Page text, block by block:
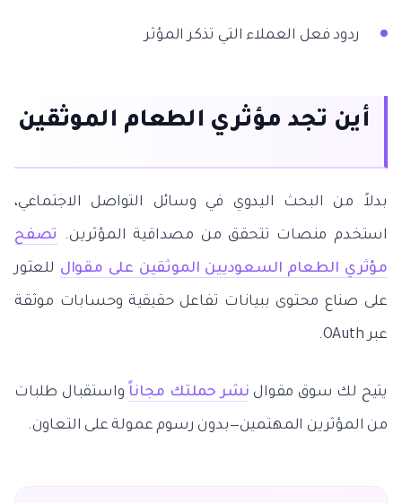
ردود فعل العملاء التي تذكر المؤثر
أين تجد مؤثري الطعام الموثقين
بدلاً من البحث اليدوي في وسائل التواصل الاجتماعي،
استخدم منصات تتحقق من مصداقية المؤثرين. تصفح
مؤثري الطعام السعوديين الموثقين على مقوال للعثور
على صناع محتوى ببيانات تفاعل حقيقية وحسابات موثقة
عبر OAuth.
يتيح لك سوق مقوال نشر حملتك مجاناً واستقبال طلبات
من المؤثرين المهتمين—بدون رسوم عمولة على التعاون.